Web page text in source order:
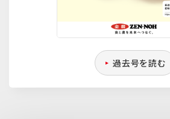
過去号を読む